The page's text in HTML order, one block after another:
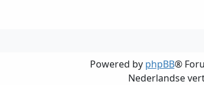
Powered by phpBB®
Nederlandse